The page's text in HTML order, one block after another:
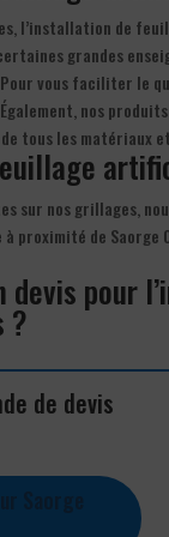
l’installation de
grandes
vous faciliter le
nos
tous les
sur nos grillages,
proximité de Saorge
devis pour
?
de devis